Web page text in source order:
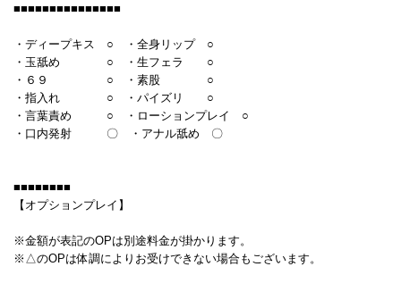
■■■■■■■■■■■■■■■
・ディープキス ○ ・全身リップ ○
・玉舐め ○ ・生フェラ ○
・６９ ○ ・素股 ○
・指入れ ○ ・パイズリ ○
・言葉責め ○ ・ローションプレイ ○
・口内発射 〇 ・アナル舐め 〇
■■■■■■■■
【オプションプレイ】
※金額が表記のOPは別途料金が掛かります。
※△のOPは体調によりお受けできない場合もございます。